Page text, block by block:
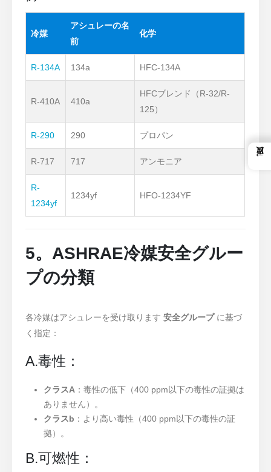
冷媒
アシュレーの名
前
化学
R-134A 134a HFC-134A
R-410A 410a
HFCブレンド（R-32/R-
125）
R-290 290 プロパン
R-717 717 アンモニア
R-
1234yf
1234yf HFO-1234YF
5。ASHRAE冷媒安全グルー
プの分類
各冷媒はアシュレーを受け取ります安全グループに基づ
く指定：
A.毒性：
クラスA：毒性の低下（400 ppm以下の毒性の証拠は
ありません）。
クラスb ：より高い毒性（400 ppm以下の毒性の証
拠）。
B.可燃性：
←